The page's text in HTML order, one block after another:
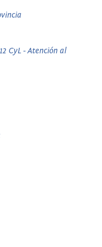
CyL - Atención al